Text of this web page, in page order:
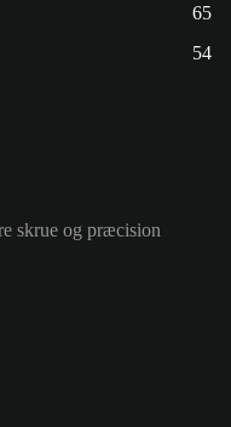
65
54
skrue og præcision